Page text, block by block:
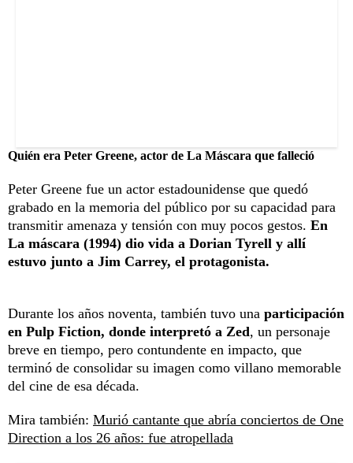
Quién era Peter Greene, actor de La Máscara que falleció
Peter Greene fue un actor estadounidense que quedó
grabado en la memoria del público por su capacidad para
transmitir amenaza y tensión con muy pocos gestos. En
La máscara (1994) dio vida a Dorian Tyrell y allí
estuvo junto a Jim Carrey, el protagonista.
Durante los años noventa, también tuvo una participación
en Pulp Fiction, donde interpretó a Zed, un personaje
breve en tiempo, pero contundente en impacto, que
terminó de consolidar su imagen como villano memorable
del cine de esa década.
Mira también: Murió cantante que abría conciertos de One
Direction a los 26 años: fue atropellada